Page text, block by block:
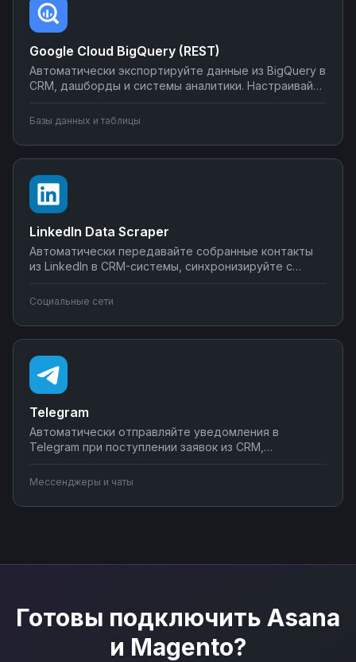
Google Cloud BigQuery (REST)
Автоматически экспортируйте данные из BigQuery в
CRM, дашборды и системы аналитики. Настраивайте
метрики с внешними сервисами, создавайте
Управляйте интеграциями BigQuery без SQL-
программирования.
Базы данных и таблицы
LinkedIn Data Scraper
Автоматически передавайте собранные контакты
из LinkedIn в CRM-системы, синхронизируйте с
продаж. Настройте интеграции LinkedIn Data Scraper
сложных сценариев обработки лидов.
Социальные сети
Telegram
Автоматически отправляйте уведомления в
Telegram при поступлении заявок из CRM,
запросов, синхронизируйте сообщения с системами
учета. Подключите мессенджер к вашим бизнес-
процессам через Nodul без программирования за
Мессенджеры и чаты
Готовы подключить Asana
и Magento?